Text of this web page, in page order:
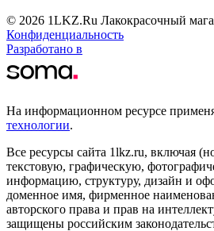
© 2026 1LKZ.Ru Лакокрасочный
Конфиденциальность
Разработано в
На информационном ресурсе
технологии.
Все ресурсы сайта 1lkz.ru, включая
текстовую, графическую,
информацию, структуру, дизайн и
доменное имя, фирменное
авторского права и прав на
защищены российским